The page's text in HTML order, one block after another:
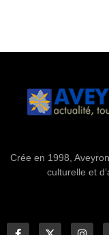
Crée en 1998,
culturelle et